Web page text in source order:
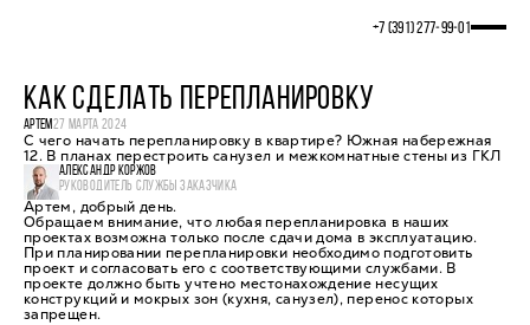
+7 (391) 277‒99‒01
КАК СДЕЛАТЬ ПЕРЕПЛАНИРОВКУ
АРТЕМ27 МАРТА 2024
С чего начать перепланировку в квартире? Южная набережная
12. В планах перестроить санузел и межкомнатные стены из ГКЛ
АЛЕКСАНДР КОРЖОВ
РУКОВОДИТЕЛЬ СЛУЖБЫ ЗАКАЗЧИКА
Артем, добрый день.
Обращаем внимание, что любая перепланировка в наших
проектах возможна только после сдачи дома в эксплуатацию.
При планировании перепланировки необходимо подготовить
проект и согласовать его с соответствующими службами. В
проекте должно быть учтено местонахождение несущих
конструкций и мокрых зон (кухня, санузел), перенос которых
запрещен.